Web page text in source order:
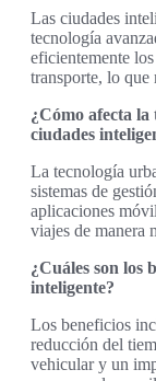
Las ciudades
tecnología
eficientemente
transporte, lo que
¿Cómo afecta
ciudades
La tecnología
sistemas de
aplicaciones
viajes de manera
¿Cuáles son los
inteligente?
Los beneficios
reducción del
vehicular y un